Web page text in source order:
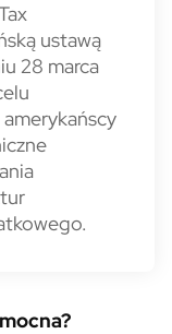
ustawą
28 marca